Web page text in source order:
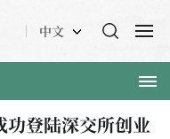
中文
登陆深交所创业